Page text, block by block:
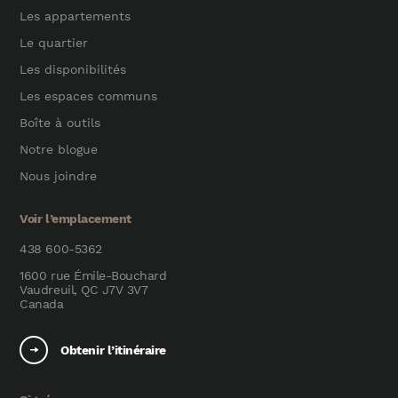
Les appartements
Le quartier
Les disponibilités
Les espaces communs
Boîte à outils
Notre blogue
Nous joindre
Voir l’emplacement
438 600-5362
1600 rue Émile-Bouchard
Vaudreuil, QC J7V 3V7
Canada
Obtenir l’itinéraire